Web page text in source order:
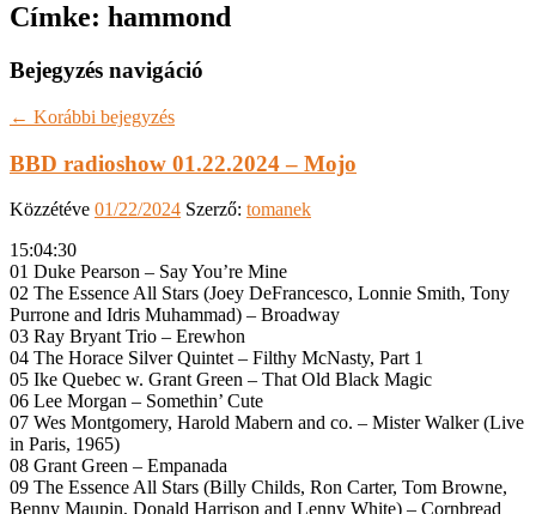
Címke: hammond
Bejegyzés navigáció
← Korábbi bejegyzés
BBD radioshow 01.22.2024 – Mojo
Közzétéve 01/22/2024 Szerző: tomanek
15:04:30
01 Duke Pearson – Say You’re Mine
02 The Essence All Stars (Joey DeFrancesco, Lonnie Smith, Tony
Purrone and Idris Muhammad) – Broadway
03 Ray Bryant Trio – Erewhon
04 The Horace Silver Quintet – Filthy McNasty, Part 1
05 Ike Quebec w. Grant Green – That Old Black Magic
06 Lee Morgan – Somethin’ Cute
07 Wes Montgomery, Harold Mabern and co. – Mister Walker (Live
in Paris, 1965)
08 Grant Green – Empanada
09 The Essence All Stars (Billy Childs, Ron Carter, Tom Browne,
Benny Maupin, Donald Harrison and Lenny White) – Cornbread